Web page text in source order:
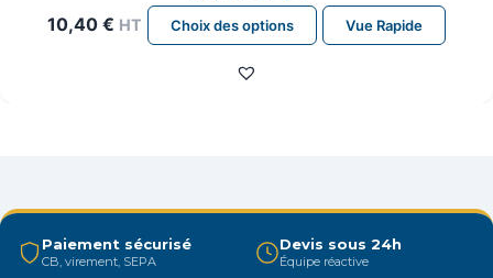
10,40 € HT Choix des options
Ce
produit
peuvent
être
choisies
Vue Rapide
Paiement sécurisé
CB, virement, SEPA
Devis sous 24h
Équipe réactive